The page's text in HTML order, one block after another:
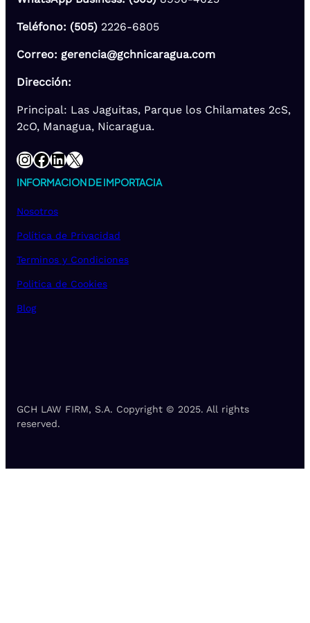
Teléfono: (505) 2226-6805
Correo: gerencia@gchnicaragua.com
Dirección:
Principal: Las Jaguitas, Parque los Chilamates 2cS,
2cO, Managua, Nicaragua.
InstagramFacebook LinkedIn X
INFORMACION DE IMPORTACIA
Nosotros
Política de Privacidad
Terminos y Condiciones
Politica de Cookies
Blog
GCH LAW FIRM, S.A. Copyright © 2025. All rights
reserved.